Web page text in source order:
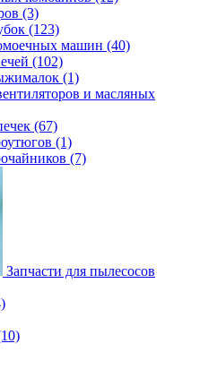
(3)
(123)
машин (40)
(102)
(1)
и масляных
(67)
(1)
(7)
Запчасти для пылесосов